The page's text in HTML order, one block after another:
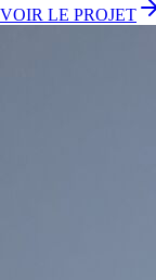
VOIR LE PROJET